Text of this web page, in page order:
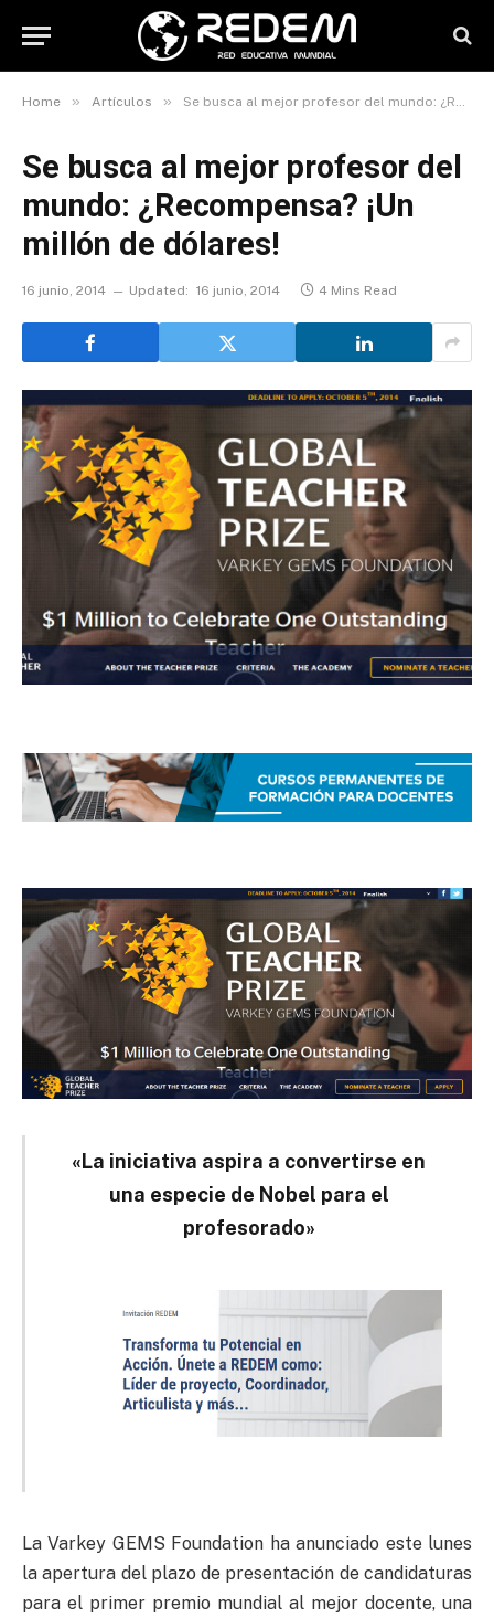
Home » Artículos » Se busca al mejor profesor del mundo: ¿Recompensa? ¡Un millón de dólares!
Se busca al mejor profesor del
mundo: ¿Recompensa? ¡Un
millón de dólares!
16 junio, 2014 Updated: 16 junio, 2014 4 Mins Read
«La iniciativa aspira a convertirse en
una especie de Nobel para el
profesorado»
La Varkey GEMS Foundation ha anunciado este lunes
la apertura del plazo de presentación de candidaturas
para el primer premio mundial al mejor docente, una